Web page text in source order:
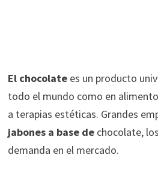
El chocolatees un producto
todo el mundo como en
a terapias estéticas. Grandes
jabones a base dechocolate,
demanda en el mercado.